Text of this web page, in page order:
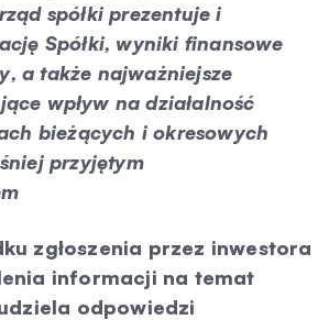
spółki prezentuje i
Spółki, wyniki finansowe
a także najważniejsze
wpływ na działalność
bieżących i okresowych
przyjętym
zgłoszenia przez inwestora
informacji na temat
odpowiedzi